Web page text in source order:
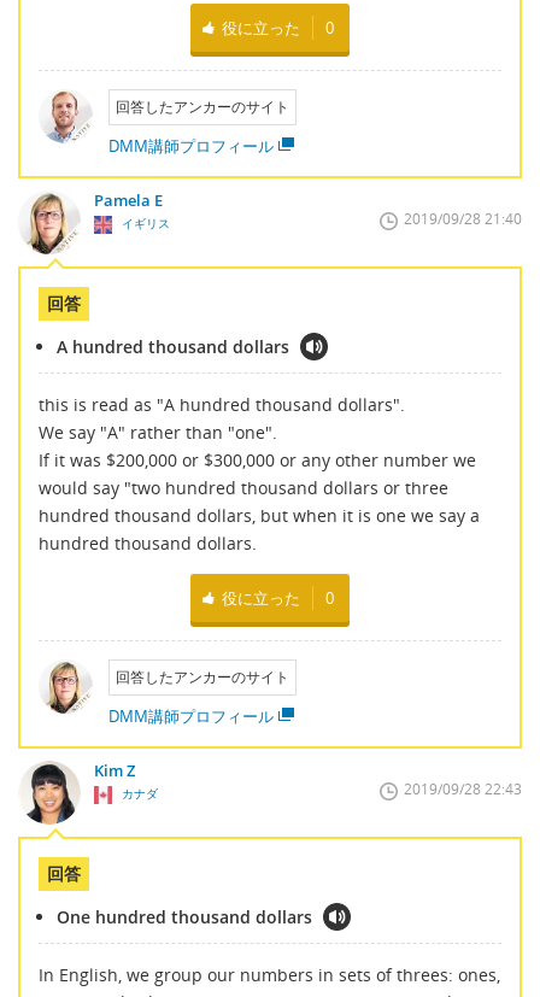
役に立った 0
回答したアンカーのサイト
DMM講師プロフィール
Pamela E
イギリス 2019/09/28 21:40
回答
A hundred thousand dollars
this is read as "A hundred thousand dollars".
We say "A" rather than "one".
If it was $200,000 or $300,000 or any other number we
would say "two hundred thousand dollars or three
hundred thousand dollars, but when it is one we say a
hundred thousand dollars.
役に立った 0
回答したアンカーのサイト
DMM講師プロフィール
Kim Z
カナダ 2019/09/28 22:43
回答
One hundred thousand dollars
In English, we group our numbers in sets of threes: ones,